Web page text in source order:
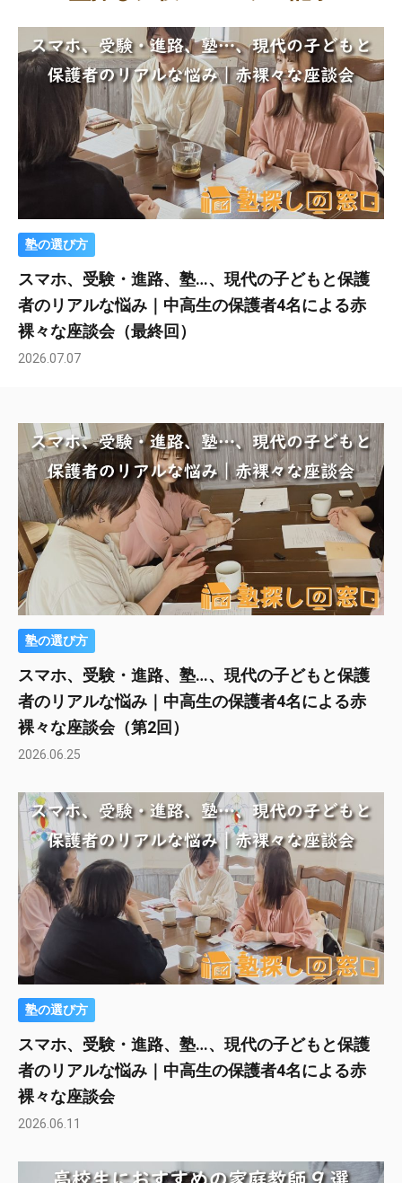
塾の選び方
スマホ、受験・進路、塾…、現代の子どもと保護
者のリアルな悩み｜中高生の保護者4名による赤
裸々な座談会（最終回）
2026.07.07
塾の選び方
スマホ、受験・進路、塾…、現代の子どもと保護
者のリアルな悩み｜中高生の保護者4名による赤
裸々な座談会（第2回）
2026.06.25
塾の選び方
スマホ、受験・進路、塾…、現代の子どもと保護
者のリアルな悩み｜中高生の保護者4名による赤
裸々な座談会
2026.06.11